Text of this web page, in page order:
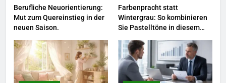
Accessoire-Guide: Mit diesen
Details werten Sie jedes
Frühlingsoutfit auf.
6
Naturnah gärtnern: So locken
Berufliche Neuorientierung:
Mut zum Quereinstieg in der
neuen Saison.
Farbenpracht statt
Wintergrau: So kombinieren
Sie Pastelltöne in diesem